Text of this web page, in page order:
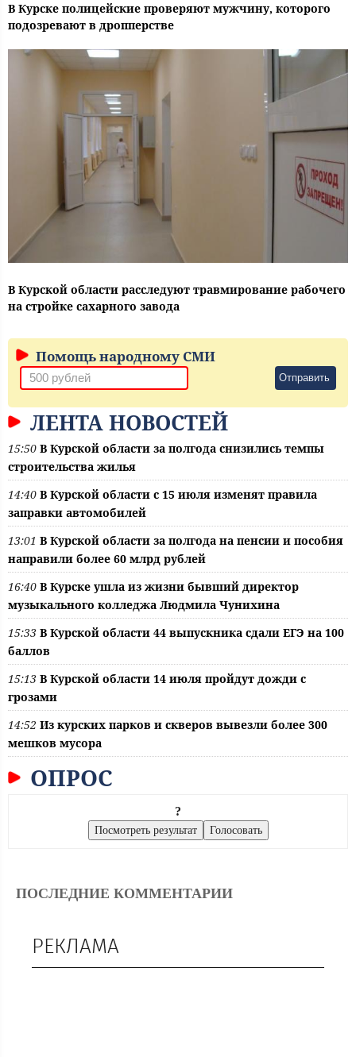
В Курске полицейские проверяют мужчину, которого
подозревают в дропперстве
В Курской области расследуют травмирование рабочего
на стройке сахарного завода
Помощь народному СМИ
Отправить
ЛЕНТА НОВОСТЕЙ
15:50 В Курской области за полгода снизились темпы
строительства жилья
14:40 В Курской области с 15 июля изменят правила
заправки автомобилей
13:01 В Курской области за полгода на пенсии и пособия
направили более 60 млрд рублей
16:40 В Курске ушла из жизни бывший директор
музыкального колледжа Людмила Чунихина
15:33 В Курской области 44 выпускника сдали ЕГЭ на 100
баллов
15:13 В Курской области 14 июля пройдут дожди с
грозами
14:52 Из курских парков и скверов вывезли более 300
мешков мусора
ОПРОС
?
ПОСЛЕДНИЕ КОММЕНТАРИИ
РЕКЛАМА